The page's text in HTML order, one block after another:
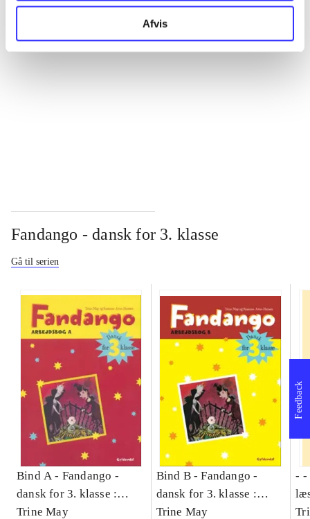
Afvis
...
Fandango - dansk for 3. klasse
Gå til serien
Bind A - Fandango -
dansk for 3. klasse :
grundbog -- Arbejdsbog.
Trine May
Bind B -Fandango -
dansk for 3. klasse :
grundbog -- Arbejdsbog.
Trine May
- -
-
Feedback